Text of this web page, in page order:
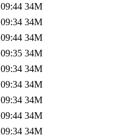
34M
34M
34M
34M
34M
34M
34M
34M
34M